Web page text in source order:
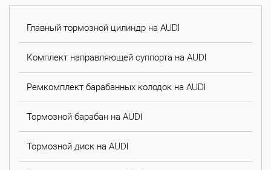
Главный тормозной цилиндр на AUDI
Комплект направляющей суппорта на AUDI
Ремкомплект барабанных колодок на AUDI
Тормозной барабан на AUDI
Тормозной диск на AUDI